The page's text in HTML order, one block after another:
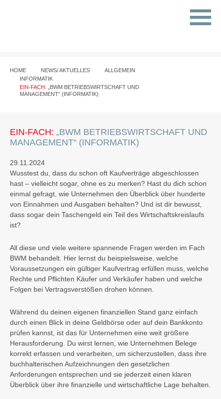
HOME NEWS/ AKTUELLES
ALLGEMEIN
INFORMATIK
EIN-FACH:
„BWM BETRIEBSWIRTSCHAFT UND
MANAGEMENT“ (INFORMATIK)
EIN-FACH: „BWM BETRIEBSWIRTSCHAFT UND
MANAGEMENT“ (INFORMATIK)
29.11.2024
Wusstest du, dass du schon oft Kaufverträge abgeschlossen
hast – vielleicht sogar, ohne es zu merken? Hast du dich schon
einmal gefragt, wie Unternehmen den Überblick über hunderte
von Einnahmen und Ausgaben behalten? Und ist dir bewusst,
dass sogar dein Taschengeld ein Teil des Wirtschaftskreislaufs
ist?
All diese und viele weitere spannende Fragen werden im Fach
BWM behandelt. Hier lernst du beispielsweise, welche
Voraussetzungen ein gültiger Kaufvertrag erfüllen muss, welche
Rechte und Pflichten Käufer und Verkäufer haben und welche
Folgen bei Vertragsverstößen drohen können.
Während du deinen eigenen finanziellen Stand ganz einfach
durch einen Blick in deine Geldbörse oder auf dein Bankkonto
prüfen kannst, ist das für Unternehmen eine weit größere
Herausforderung. Du wirst lernen, wie Unternehmen Belege
korrekt erfassen und verarbeiten, um sicherzustellen, dass ihre
buchhalterischen Aufzeichnungen den gesetzlichen
Anforderungen entsprechen und sie jederzeit einen klaren
Überblick über ihre finanzielle und wirtschaftliche Lage behalten.